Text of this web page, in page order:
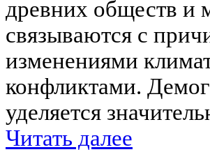
древних обществ и
связываются с
изменениями
конфликтами.
уделяется
Читать далее